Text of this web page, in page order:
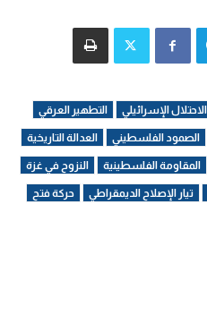
الاحتلال الإسرائيلي التطهير العرقي
الصمود الفلسطيني العدالة التاريخية
المقاومة الفلسطينية النزوح في غزة
تيار الإصلاح الديمقراطي حركة فتح